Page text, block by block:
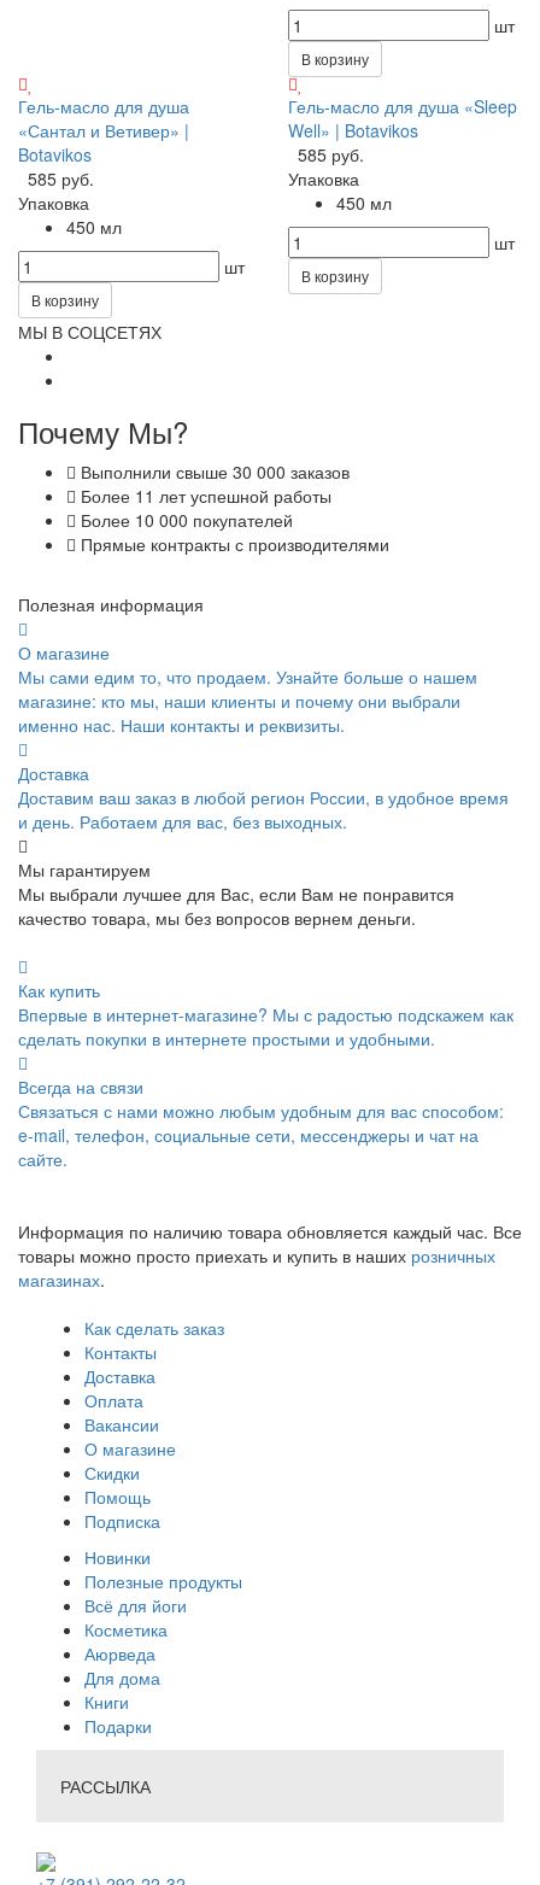
шт
В корзину
Гель-масло для душа
«Сантал и Ветивер» |
Botavikos
585 руб.
Упаковка
450 мл
шт
В корзину
Гель-масло для душа «Sleep
Well» | Botavikos
585 руб.
Упаковка
450 мл
шт
В корзину
МЫ В СОЦСЕТЯХ
Почему Мы?
Выполнили свыше 30 000 заказов
Более 11 лет успешной работы
Более 10 000 покупателей
Прямые контракты с производителями
Полезная информация
О магазине
Мы сами едим то, что продаем. Узнайте больше о нашем
магазине: кто мы, наши клиенты и почему они выбрали
именно нас. Наши контакты и реквизиты.
Доставка
Доставим ваш заказ в любой регион России, в удобное время
и день. Работаем для вас, без выходных.
Мы гарантируем
Мы выбрали лучшее для Вас, если Вам не понравится
качество товара, мы без вопросов вернем деньги.
Как купить
Впервые в интернет-магазине? Мы с радостью подскажем как
сделать покупки в интернете простыми и удобными.
Всегда на связи
Связаться с нами можно любым удобным для вас способом:
e-mail, телефон, социальные сети, мессенджеры и чат на
сайте.
Информация по наличию товара обновляется каждый час. Все
товары можно просто приехать и купить в наших розничных
магазинах.
Как сделать заказ
Контакты
Доставка
Оплата
Вакансии
О магазине
Скидки
Помощь
Подписка
Новинки
Полезные продукты
Всё для йоги
Косметика
Аюрведа
Для дома
Книги
Подарки
РАССЫЛКА